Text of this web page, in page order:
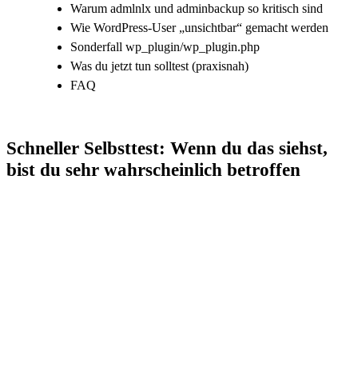
Warum admlnlx und adminbackup so kritisch sind
Wie WordPress-User „unsichtbar“ gemacht werden
Sonderfall wp_plugin/wp_plugin.php
Was du jetzt tun solltest (praxisnah)
FAQ
Schneller Selbsttest: Wenn du das siehst,
bist du sehr wahrscheinlich betroffen